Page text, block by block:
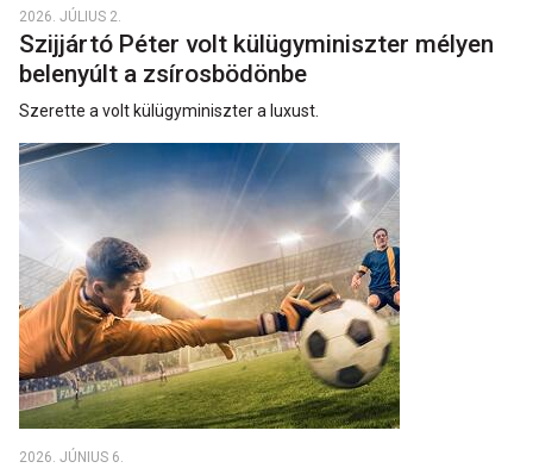
2026. JÚLIUS 2.
Szijjártó Péter volt külügyminiszter mélyen
belenyúlt a zsírosbödönbe
Szerette a volt külügyminiszter a luxust.
2026. JÚNIUS 6.